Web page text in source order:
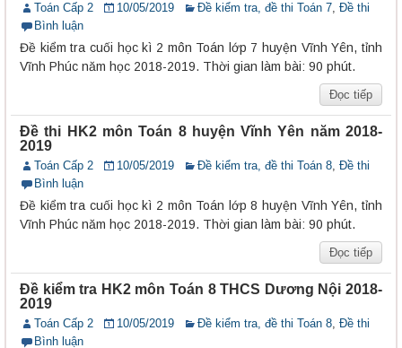
Toán Cấp 2 10/05/2019 Đề kiểm tra, đề thi Toán 7, Đề thi
Bình luận
Đề kiểm tra cuối học kì 2 môn Toán lớp 7 huyện Vĩnh Yên, tỉnh
Vĩnh Phúc năm học 2018-2019. Thời gian làm bài: 90 phút.
Đọc tiếp
Đề thi HK2 môn Toán 8 huyện Vĩnh Yên năm 2018-
2019
Toán Cấp 2 10/05/2019 Đề kiểm tra, đề thi Toán 8, Đề thi
Bình luận
Đề kiểm tra cuối học kì 2 môn Toán lớp 8 huyện Vĩnh Yên, tỉnh
Vĩnh Phúc năm học 2018-2019. Thời gian làm bài: 90 phút.
Đọc tiếp
Đề kiểm tra HK2 môn Toán 8 THCS Dương Nội 2018-
2019
Toán Cấp 2 10/05/2019 Đề kiểm tra, đề thi Toán 8, Đề thi
Bình luận